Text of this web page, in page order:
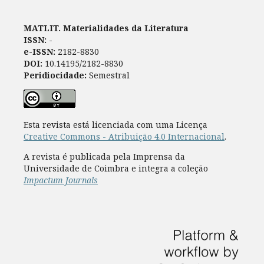
MATLIT. Materialidades da Literatura
ISSN: -
e-ISSN: 2182-8830
DOI: 10.14195/2182-8830
Peridiocidade: Semestral
Esta revista está licenciada com uma Licença
Creative Commons - Atribuição 4.0 Internacional.
A revista é publicada pela Imprensa da
Universidade de Coimbra e integra a coleção
Impactum Journals